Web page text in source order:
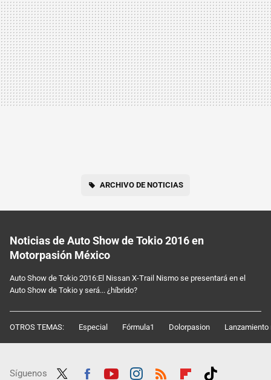
ARCHIVO DE NOTICIAS
Noticias de Auto Show de Tokio 2016 en
Motorpasión México
Auto Show de Tokio 2016:El Nissan X-Trail Nismo se presentará en el
Auto Show de Tokio y será... ¿híbrido?
OTROS TEMAS: Especial Fórmula1 Dolorpasion Lanzamiento
Síguenos